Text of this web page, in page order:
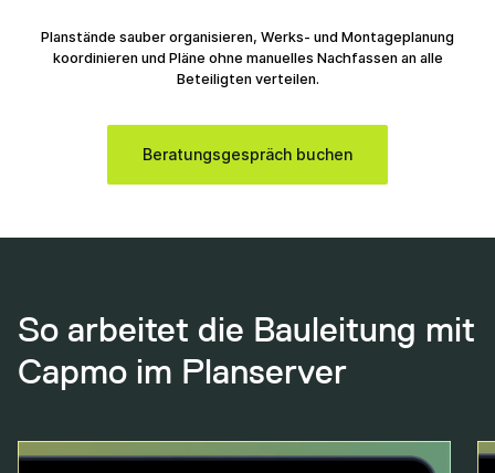
Planstände sauber organisieren, Werks- und Montageplanung
koordinieren und Pläne ohne manuelles Nachfassen an alle
Beteiligten verteilen.
Beratungsgespräch buchen
So arbeitet die Bauleitung mit
Capmo im Planserver